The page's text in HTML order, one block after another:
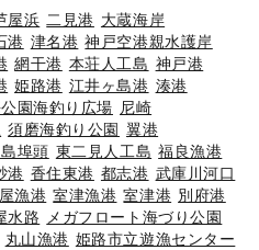
屋浜 二見港 大蔵海岸
港 津名港 神戸空港親水護岸
網干港 本荘人工島 神戸港
姫路港 江井ヶ島港 湊港
園海釣り広場 尼崎
須磨海釣り公園 翼港
埠頭 東二見人工島 福良漁港
港 香住東港 都志港 武庫川河口
漁港 室津漁港 室津港 別府港
水路
メガフロート海づり公園
丸山漁港 姫路市立遊漁センター